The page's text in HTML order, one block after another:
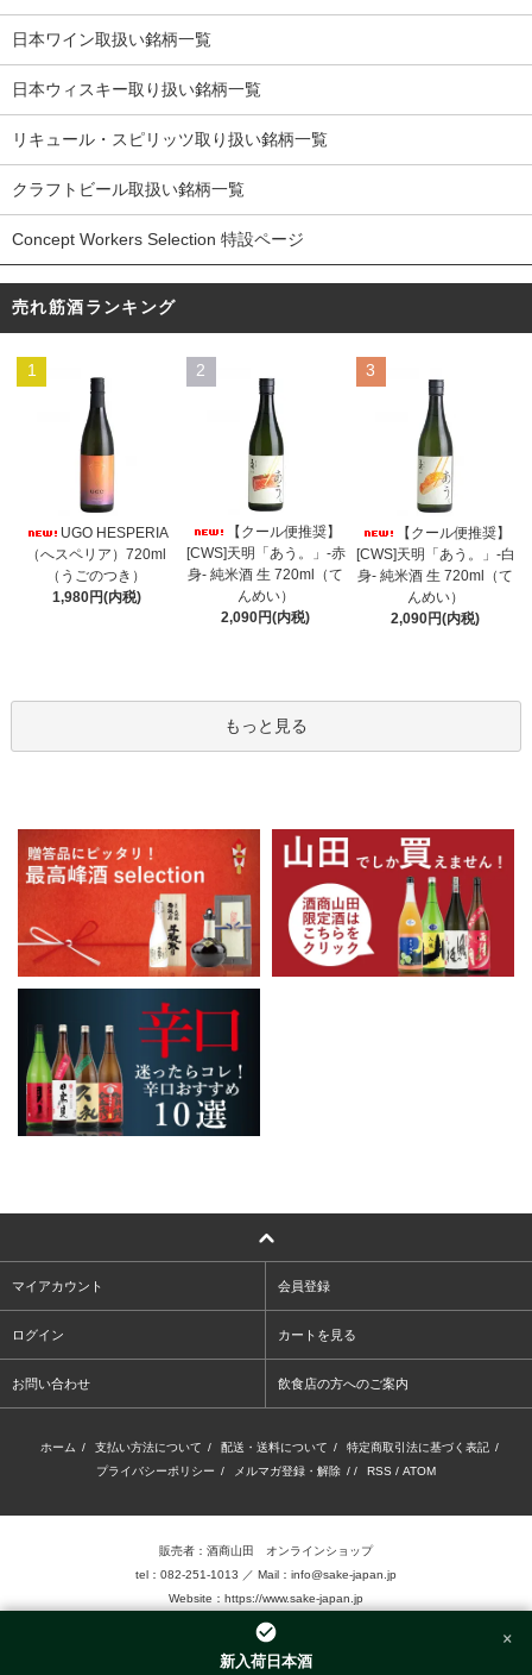
×
新入荷日本酒
日本ワイン取扱い銘柄一覧
日本ウィスキー取り扱い銘柄一覧
リキュール・スピリッツ取り扱い銘柄一覧
クラフトビール取扱い銘柄一覧
Concept Workers Selection 特設ページ
売れ筋酒ランキング
1
UGO HESPERIA
（へスペリア）720ml
（うごのつき）
1,980円(内税)
2
【クール便推奨】
[CWS]天明「あう。」-赤
身- 純米酒 生 720ml（て
んめい）
2,090円(内税)
3
【クール便推奨】
[CWS]天明「あう。」-白
身- 純米酒 生 720ml（て
んめい）
2,090円(内税)
もっと見る
マイアカウント 会員登録
ログイン カートを見る
お問い合わせ 飲食店の方へのご案内
ホーム / 支払い方法について / 配送・送料について / 特定商取引法に基づく表記 /
プライバシーポリシー / メルマガ登録・解除 / / RSS / ATOM
販売者：酒商山田 オンラインショップ
tel：082-251-1013 ／ Mail：info@sake-japan.jp
Website： https://www.sake-japan.jp
未成年者の飲酒は、法律で禁じられています。
当店では、20歳以上の年齢であることを確認 できない場合、お酒を販売致しません。